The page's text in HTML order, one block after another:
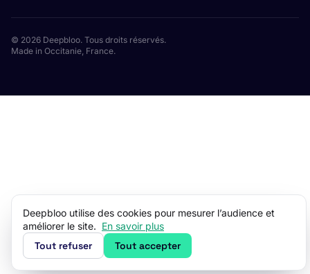
© 2026 Deepbloo. Tous droits réservés.
Made in Occitanie, France.
Deepbloo utilise des cookies pour mesurer l’audience et
améliorer le site. En savoir plus
Tout refuser Tout accepter